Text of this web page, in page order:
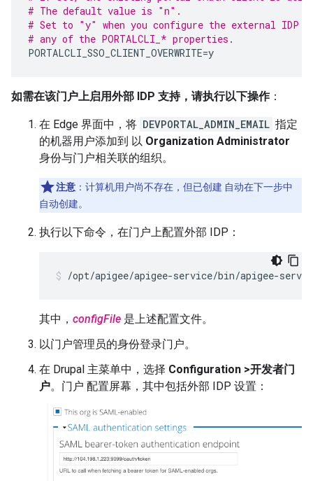
# The default value is "n".
# Set to "y" when you configure the external IDP
# any of the PORTALCLI_* properties.
PORTALCLI_SSO_CLIENT_OVERWRITE=y
如需在该门户上启用外部 IDP 支持，请执行以下操作：
在 Edge 界面中，将 DEVPORTAL_ADMIN_EMAIL 指定
的机器用户添加到 以 Organization Administrator
身份与门户相关联的组织。
注意 ：计算机用户尚不存在，但已创建 自动在下一步中
自动创建。
执行以下命令，在门户上配置外部 IDP：
/opt/apigee/apigee-service/bin/apigee-
其中， configFile 是上述配置文件。
以门户管理员的身份登录门户。
在 Drupal 主菜单中，选择 Configuration >开发者门
户。门户 配置屏幕，其中包括外部 IDP 设置：